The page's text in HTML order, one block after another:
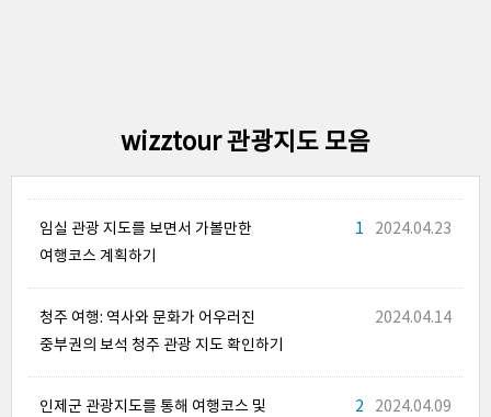
wizztour 관광지도 모음
임실 관광 지도를 보면서 가볼만한
여행코스 계획하기
1 2024.04.23
청주 여행: 역사와 문화가 어우러진
중부권의 보석 청주 관광 지도 확인하기
2024.04.14
인제군 관광지도를 통해 여행코스 및
2 2024.04.09